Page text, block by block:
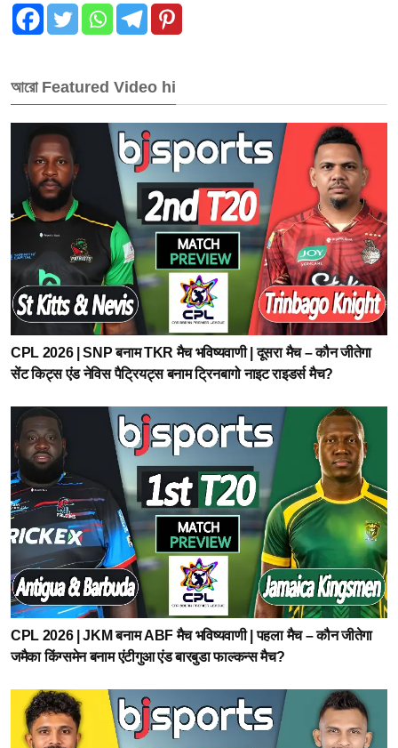
আরো Featured Video hi
CPL 2026 | SNP बनाम TKR मैच भविष्यवाणी | दूसरा मैच – कौन जीतेगा
सेंट किट्स एंड नेविस पैट्रियट्स बनाम ट्रिनबागो नाइट राइडर्स मैच?
CPL 2026 | JKM बनाम ABF मैच भविष्यवाणी | पहला मैच – कौन जीतेगा
जमैका किंग्समेन बनाम एंटीगुआ एंड बारबुडा फाल्कन्स मैच?